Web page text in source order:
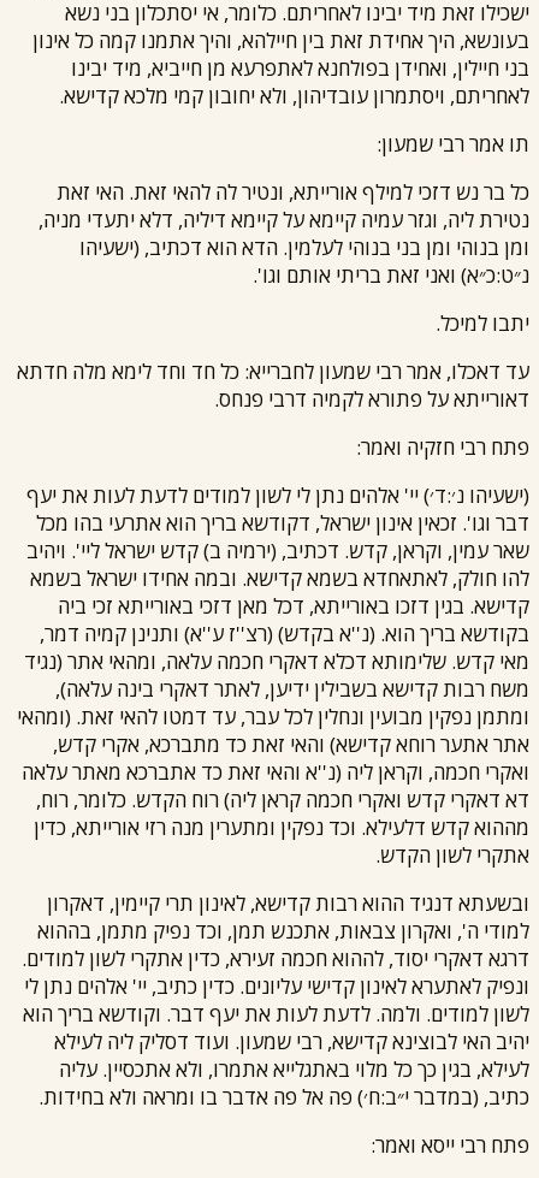
ישכילו זאת מיד יבינו לאחריתם. כלומר, אי יסתכלון בני נשא
בעונשא, היך אחידת זאת בין חיילהא, והיך אתמנו קמה כל אינון
בני חיילין, ואחידן בפולחנא לאתפרעא מן חייביא, מיד יבינו
לאחריתם, ויסתמרון עובדיהון, ולא יחובון קמי מלכא קדישא.
תו אמררבי שמעון:
כל בר נש דזכי למילף אורייתא, ונטיר לה להאי זאת. האי זאת
נטירת ליה, וגזר עמיה קיימא על קיימא דיליה, דלא יתעדי מניה,
ומן בנוהי ומן בני בנוהי לעלמין. הדא הוא דכתיב, (ישעיהו
נ״ט:כ״א) ואני זאת בריתי אותם וגו'.
יתבו למיכל.
עד דאכלו, אמררבי שמעון לחברייא: כל חד וחד לימא מלה חדתא
דאורייתא על פתורא לקמיה דרבי פנחס.
פתח רבי חזקיה ואמר:
(ישעיהו נ׳:ד׳) יי' אלהים נתן לי לשון למודים לדעת לעות את יעף
דבר וגו'. זכאין אינון ישראל, דקודשא בריך הוא אתרעי בהו מכל
שאר עמין, וקראן, קדש. דכתיב, (ירמיה ב) קדש ישראל ליי'. ויהיב
להו חולק, לאתאחדא בשמא קדישא. ובמה אחידו ישראל בשמא
קדישא. בגין דזכו באורייתא, דכל מאן דזכי באורייתא זכי ביה
בקודשא בריך הוא. (נ''א בקדש) (רצ''ז ע''א) ותנינן קמיה דמר,
מאי קדש. שלימותא דכלא דאקרי חכמה עלאה, ומהאי אתר (נגיד
משח רבות קדישא בשבילין ידיען, לאתר דאקרי בינה עלאה),
ומתמן נפקין מבועין ונחלין לכל עבר, עד דמטו להאי זאת. (ומהאי
אתר אתער רוחא קדישא) והאי זאת כד מתברכא, אקרי קדש,
ואקרי חכמה, וקראן ליה (נ''א והאי זאת כד אתברכא מאתר עלאה
דא דאקרי קדש ואקרי חכמה קראן ליה) רוח הקדש. כלומר, רוח,
מההוא קדש דלעילא. וכד נפקין ומתערין מנה רזי אורייתא, כדין
אתקרי לשון הקדש.
ובשעתא דנגיד ההוא רבות קדישא, לאינון תרי קיימין, דאקרון
למודי ה', ואקרון צבאות, אתכנש תמן, וכד נפיק מתמן, בההוא
דרגא דאקרי יסוד, לההוא חכמה זעירא, כדין אתקרי לשון למודים.
ונפיק לאתערא לאינון קדישי עליונים. כדין כתיב, יי' אלהים נתן לי
לשון למודים. ולמה. לדעת לעות את יעף דבר. וקודשא בריך הוא
יהיב האי לבוצינא קדישא, רבי שמעון. ועוד דסליק ליה לעילא
לעילא, בגין כך כל מלוי באתגלייא אתמרו, ולא אתכסיין. עליה
כתיב, (במדבר י״ב:ח׳) פה אל פה אדבר בו ומראה ולא בחידות.
פתח רבי ייסא ואמר: